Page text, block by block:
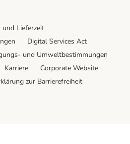
und Lieferzeit
Digital Services Act
und Umweltbestimmungen
Karriere
Corporate Website
zur Barrierefreiheit